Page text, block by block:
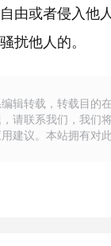
由或者侵入他
扰他人的。
辑转载，转载目的
请联系我们，我们
建议。本站拥有对